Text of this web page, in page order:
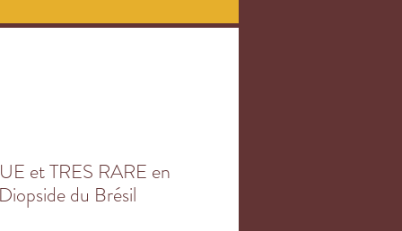
et TRES RARE en
du Brésil